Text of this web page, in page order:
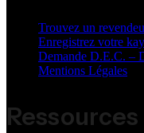
Trouvez un
Enregistrez votre
Demande D.E.C. –
Mentions Légales
Ressources